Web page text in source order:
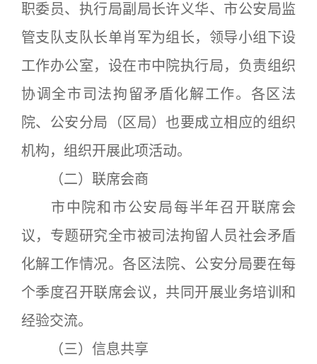
职委员、执行局副局长许义华、市公安局监
管支队支队长单肖军为组长，领导小组下设
工作办公室，设在市中院执行局，负责组织
协调全市司法拘留矛盾化解工作。各区法
院、公安分局（区局）也要成立相应的组织
机构，组织开展此项活动。
（二）联席会商
市中院和市公安局每半年召开联席会
议，专题研究全市被司法拘留人员社会矛盾
化解工作情况。各区法院、公安分局要在每
个季度召开联席会议，共同开展业务培训和
经验交流。
（三）信息共享